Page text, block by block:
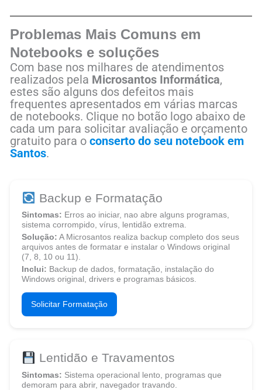
Problemas Mais Comuns em
Notebooks e soluções
Com base nos milhares de atendimentos
realizados pela Microsantos Informática,
estes são alguns dos defeitos mais
frequentes apresentados em várias marcas
de notebooks. Clique no botão logo abaixo de
cada um para solicitar avaliação e orçamento
gratuito para oconserto do seu notebook em
Santos.
Backup e Formatação
Sintomas: Erros ao iniciar, nao abre alguns programas,
sistema corrompido, vírus, lentidão extrema.
Solução: A Microsantos realiza backup completo dos seus
arquivos antes de formatar e instalar o Windows original
(7, 8, 10 ou 11).
Inclui: Backup de dados, formatação, instalação do
Windows original, drivers e programas básicos.
Solicitar Formatação
Lentidão e Travamentos
Sintomas: Sistema operacional lento, programas que
demoram para abrir, navegador travando.